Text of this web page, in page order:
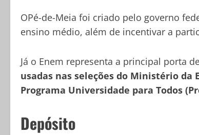
OPé-de-Meia foi criado pelo governo
ensino médio, além de incentivar a
Já o Enem representa a principal porta
usadas nas seleções do Ministério da
Programa Universidade para Todos
Depósito